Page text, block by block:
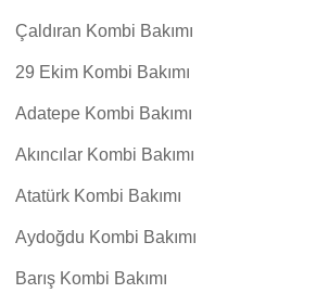
Çaldıran Kombi Bakımı
29 Ekim Kombi Bakımı
Adatepe Kombi Bakımı
Akıncılar Kombi Bakımı
Atatürk Kombi Bakımı
Aydoğdu Kombi Bakımı
Barış Kombi Bakımı